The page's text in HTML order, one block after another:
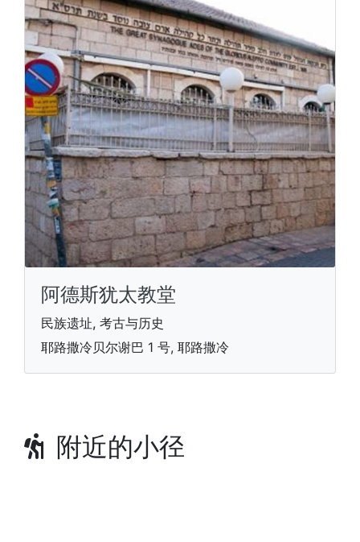
阿德斯犹太教堂
民族遗址, 考古与历史
耶路撒冷贝尔谢巴 1 号, 耶路撒冷
附近的小径